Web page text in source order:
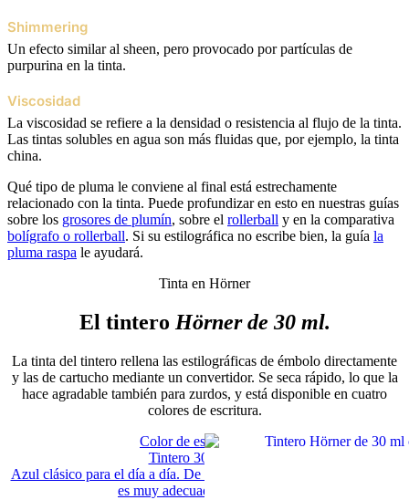
Shimmering
Un efecto similar al sheen, pero provocado por partículas de
purpurina en la tinta.
Viscosidad
La viscosidad se refiere a la densidad o resistencia al flujo de la tinta.
Las tintas solubles en agua son más fluidas que, por ejemplo, la tinta
china.
Qué tipo de pluma le conviene al final está estrechamente
relacionado con la tinta. Puede profundizar en esto en nuestras guías
sobre los grosores de plumín, sobre el rollerball y en la comparativa
bolígrafo o rollerball. Si su estilográfica no escribe bien, la guía la
pluma raspa le ayudará.
Tinta en Hörner
El tintero Hörner de 30 ml.
La tinta del tintero rellena las estilográficas de émbolo directamente
y las de cartucho mediante un convertidor. Se seca rápido, lo que la
hace agradable también para zurdos, y está disponible en cuatro
colores de escritura.
Color de escritura azul
Tintero 30 ml, Azul
Azul clásico para el día a día. De secado rápido, por lo que también
es muy adecuado para zurdos.